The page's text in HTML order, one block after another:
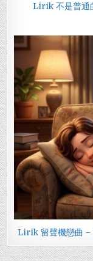
Lirik 不是普通
Lirik 留聲機戀曲